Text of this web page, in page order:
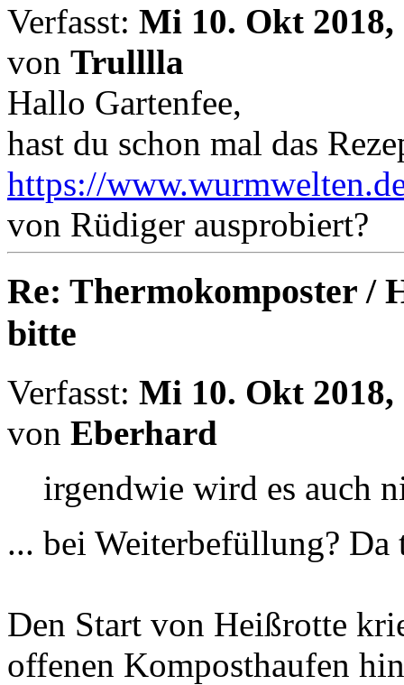
Verfasst: Mi 10. Okt 2018,
von Trulllla
Hallo Gartenfee,
hast du schon mal das
https://
von Rüdiger ausprobiert?
Re: Thermokomposter /
bitte
Verfasst: Mi 10. Okt 2018,
von Eberhard
irgendwie wird es auch
... bei Weiterbefüllung? Da
Den Start von Heißrotte
offenen Komposthaufen